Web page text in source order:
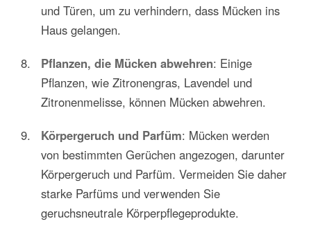
und Türen, um zu verhindern, dass Mücken ins
Haus gelangen.
Pflanzen, die Mücken abwehren: Einige
Pflanzen, wie Zitronengras, Lavendel und
Zitronenmelisse, können Mücken abwehren.
Körpergeruch und Parfüm: Mücken werden
von bestimmten Gerüchen angezogen, darunter
Körpergeruch und Parfüm. Vermeiden Sie daher
starke Parfüms und verwenden Sie
geruchsneutrale Körperpflegeprodukte.